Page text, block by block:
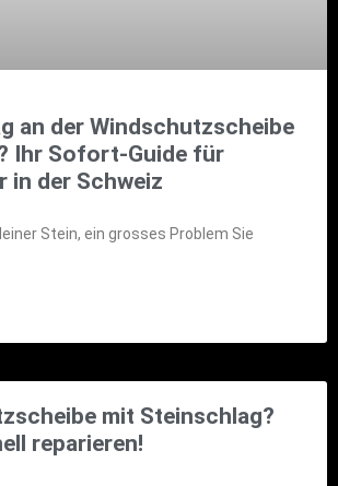
an der Windschutzscheibe
Ihr Sofort-Guide für
in der Schweiz
Stein, ein grosses Problem Sie
mit Steinschlag?
reparieren!